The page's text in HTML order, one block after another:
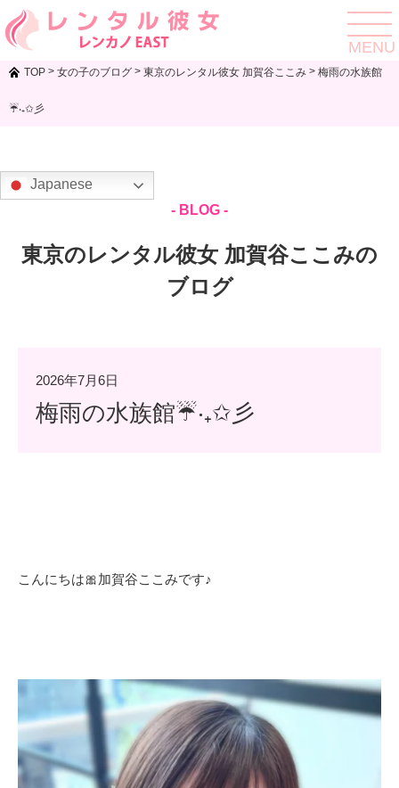
toggle
MENU
TOP > 女の子のブログ > 東京のレンタル彼女 加賀谷ここみ > 梅雨の水族館
☔️‧₊✩彡
Japanese
- BLOG -
東京のレンタル彼女 加賀谷ここみの
ブログ
2026年7月6日
梅雨の水族館☔️‧₊✩彡
こんにちは🎀加賀谷ここみです♪